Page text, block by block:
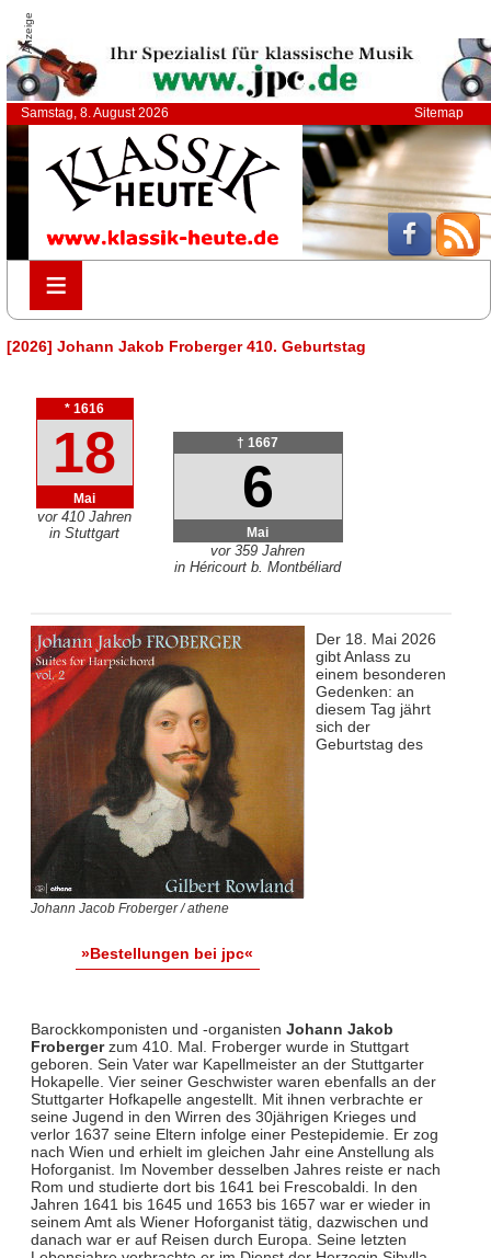
Anzeige
Samstag, 8. August 2026 Sitemap
≡
≡
[2026] Johann Jakob Froberger 410. Geburtstag
* 1616
18
Mai
vor 410 Jahren
in Stuttgart
† 1667
6
Mai
vor 359 Jahren
in Héricourt b. Montbéliard
Johann Jacob Froberger / athene
»Bestellungen bei jpc«
Der 18. Mai 2026
gibt Anlass zu
einem besonderen
Gedenken: an
diesem Tag jährt
sich der
Geburtstag des
Barockkomponisten und -organisten Johann Jakob
Frobergerzum 410. Mal. Froberger wurde in Stuttgart
geboren. Sein Vater war Kapellmeister an der Stuttgarter
Hokapelle. Vier seiner Geschwister waren ebenfalls an der
Stuttgarter Hofkapelle angestellt. Mit ihnen verbrachte er
seine Jugend in den Wirren des 30jährigen Krieges und
verlor 1637 seine Eltern infolge einer Pestepidemie. Er zog
nach Wien und erhielt im gleichen Jahr eine Anstellung als
Hoforganist. Im November desselben Jahres reiste er nach
Rom und studierte dort bis 1641 bei Frescobaldi. In den
Jahren 1641 bis 1645 und 1653 bis 1657 war er wieder in
seinem Amt als Wiener Hoforganist tätig, dazwischen und
danach war er auf Reisen durch Europa. Seine letzten